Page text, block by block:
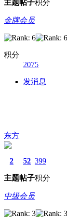
主题帖子积分
金牌会员
积分
2075
发消息
东方
2
主题
52
帖子
399
积分
中级会员